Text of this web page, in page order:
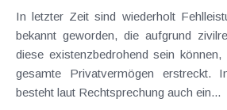
In letzter Zeit sind wiederholt
bekannt geworden, die aufgrund
diese existenzbedrohend sein
gesamte Privatvermögen erstreckt.
besteht laut Rechtsprechung auch ein...